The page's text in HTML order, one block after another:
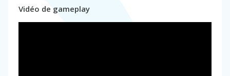
Vidéo de gameplay